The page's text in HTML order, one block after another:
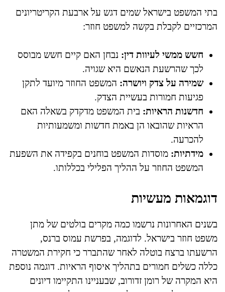
בתי המשפט בישראל שמים דגש על ארבעת הקריטריונים
המרכזיים לקבלת בקשה למשפט חוזר:
חשש ממשי לעיוות דין: נבחן האם קיים חשש מבוסס
לכך שהרשעת הנאשם היא שגויה.
שמירה על צדק ויושרה: המשפט החוזר מיועד לתקן
פגיעות חמורות בעשיית הצדק.
חדשנות הראיות: בית המשפט מדקדק בשאלה האם
הראיות שהובאו הן באמת חדשות ומשמעותיות
להכרעה.
מידתיות: מוסדות המשפט בוחנים בקפידה את השפעת
המשפט החוזר על ההליך הפלילי בכללותו.
דוגמאות מעשיות
בשנים האחרונות נרשמו כמה מקרים בולטים של מתן
משפט חוזר בישראל. לדוגמה, בפרשת עמוס ברנס,
הרשעתו ברצח בוטלה לאחר שהתברר כי חקירת המשטרה
כללה כשלים חמורים בתהליך איסוף הראיות. דוגמה נוספת
היא המקרה של רומן זדורוב, שבעניינו התקיימו דיונים